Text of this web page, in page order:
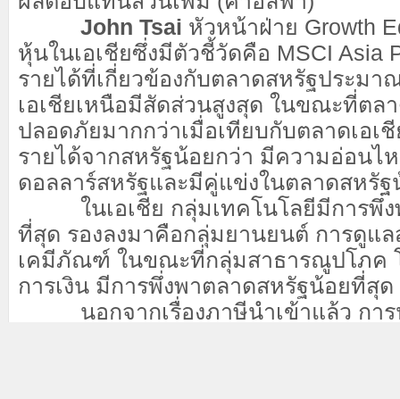
John Tsai หัวหน้าฝ่าย Growth
หุ้นในเอเชียซึ่งมีตัวชี้วัดคือ MSCI Asia
รายได้ที่เกี่ยวข้องกับตลาดสหรัฐประม
เอเชียเหนือมีสัดส่วนสูงสุด ในขณะที่ตล
ปลอดภัยมากกว่าเมื่อเทียบกับตลาดเอเ
รายได้จากสหรัฐน้อยกว่า มีความอ่อนไ
ดอลลาร์สหรัฐและมีคู่แข่งในตลาดสหรัฐ
ในเอเชีย กลุ่มเทคโนโลยีมีการพึ่ง
ที่สุด รองลงมาคือกลุ่มยานยนต์ การดูแ
เคมีภัณฑ์ ในขณะที่กลุ่มสาธารณูปโภค
การเงิน มีการพึ่งพาตลาดสหรัฐน้อยที่สุด
นอกจากเรื่องภาษีนำเข้าแล้ว การ